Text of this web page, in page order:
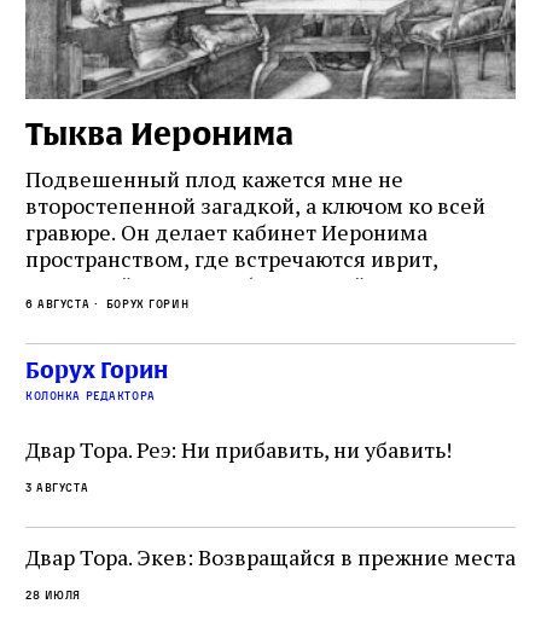
Тыква Иеронима
Подвешенный плод кажется мне не
второстепенной загадкой, а ключом ко всей
гравюре. Он делает кабинет Иеронима
пространством, где встречаются иврит,
греческий и латынь; буквальный смысл и
церковная традиция; филологическая
точность и понятность; переводчик,
убеждённый в необходимости исправления, и
читатель, воспринимающий исправление как
не просто покровитель переводчиков,
окружённый книгами. Перед нами человек,
одно решение которого вызвало возмущение
целой общины и стало частью многовекового
спора о том, кому принадлежит последнее
слово в переводе Библии
6 августа Борух Горин
Борух Горин
колонка редактора
Двар Тора. Реэ: Ни прибавить, ни убавить!
3 августа
Двар Тора. Экев: Возвращайся в прежние места
28 июля